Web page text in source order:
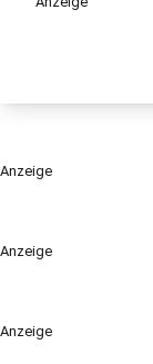
Anzeige
Anzeige
Anzeige